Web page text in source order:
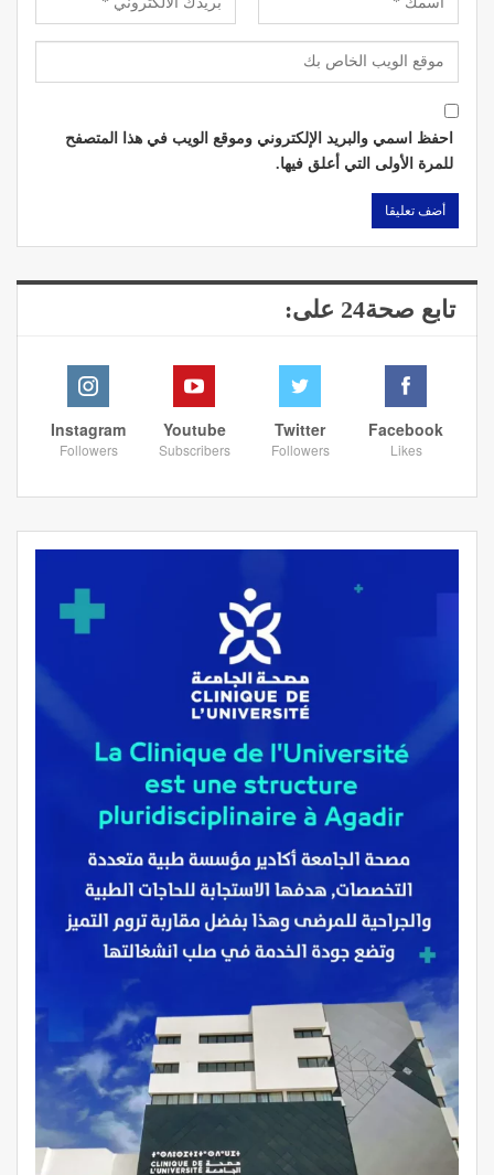
احفظ اسمي والبريد الإلكتروني وموقع الويب في هذا المتصفح
للمرة الأولى التي أعلق فيها.
تابع صحة24 على:
Facebook
Likes
Twitter
Followers
Youtube
Subscribers
Instagram
Followers